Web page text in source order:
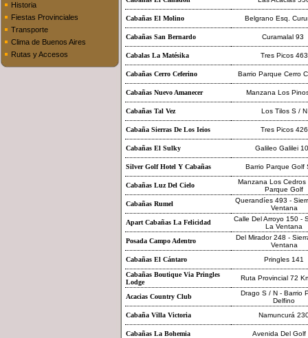
Historia
Fiestas Provinciales
Transporte
Clima de Buenos Aires
Rutas y Accesos
Cabañas El Molino Belgrano Esq.
Cabañas San Bernardo Curamalal 93
Cabalas La Matésika Tres Picos 463
Cabañas Cerro Ceferino Barrio Parque Cerro
Cabañas Nuevo Amanecer Manzana Los
Cabañas Tal Vez Los Tilos S / N
Cabaña Sierras De Los Ieios Tres Picos 426
Cabañas El Sulky Galileo Galilei
Silver Golf Hotel Y Cabañas Barrio Parque Golf
Cabañas Luz Del Cielo
Manzana Los Cedros
Parque Golf
Cabañas Rumel
Querandíes 493 -
Ventana
Apart Cabañas La Felicidad
Calle Del Arroyo 150 -
La Ventana
Posada Campo Adentro
Del Mirador 248 -
Ventana
Cabañas El Cántaro
Pringles 141
Cabañas Boutique Via Pringles
Lodge
Ruta Provincial 72
Acacias Country Club
Drago S / N - Barrio
Delfino
Cabaña Villa Victoria
Namuncurá
Cabañas La Bohemia Avenida Del Golf